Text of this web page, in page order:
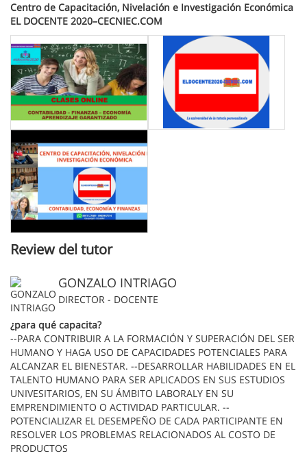
Centro de Capacitación, Nivelación e Investigación Económica
EL DOCENTE 2020–CECNIEC.COM
Review del tutor
GONZALO INTRIAGO
DIRECTOR - DOCENTE
¿para qué capacita?
--PARA CONTRIBUIR A LA FORMACIÓN Y SUPERACIÓN DEL SER
HUMANO Y HAGA USO DE CAPACIDADES POTENCIALES PARA
ALCANZAR EL BIENESTAR. --DESARROLLAR HABILIDADES EN EL
TALENTO HUMANO PARA SER APLICADOS EN SUS ESTUDIOS
UNIVESITARIOS, EN SU ÁMBITO LABORALY EN SU
EMPRENDIMIENTO O ACTIVIDAD PARTICULAR. --
POTENCIALIZAR EL DESEMPEÑO DE CADA PARTICIPANTE EN
RESOLVER LOS PROBLEMAS RELACIONADOS AL COSTO DE
PRODUCTOS